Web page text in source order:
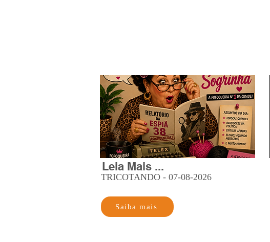
Leia Mais ...
TRICOTANDO - 07-08-2026
Saiba mais